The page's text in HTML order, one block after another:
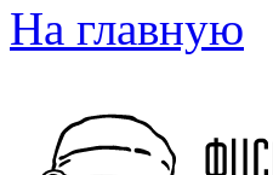
На главную